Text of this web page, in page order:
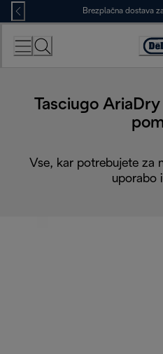
Skip
to
Content
Brezplačna dostava
Tasciugo
Vse, kar potrebujete za
uporabo